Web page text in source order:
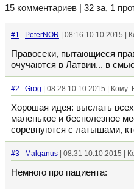
15 комментариев | 32 за, 1
#1 PeterNOR | 08:16 10.10.2015 |
Правосеки, пытающиеся
очучаются в Латвии... в
#2 Grog | 08:28 10.10.2015 | Кому:
Хорошая идея: выслать
маленькое и бесполезное
соревнуются с латышами,
#3 Malganus | 08:31 10.10.2015 |
Немного про пациента: